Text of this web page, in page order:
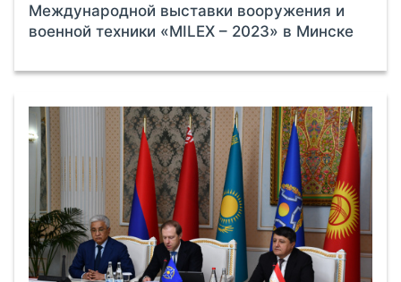
Международной выставки вооружения и
военной техники «MILEX – 2023» в Минске